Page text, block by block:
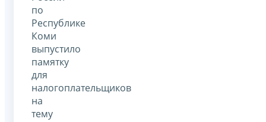
по
Республике
Коми
выпустило
памятку
для
налогоплательщиков
на
тему